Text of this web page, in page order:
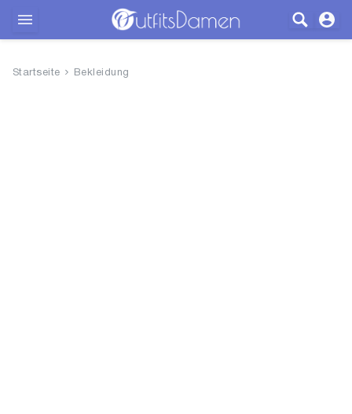
Startseite Bekleidung